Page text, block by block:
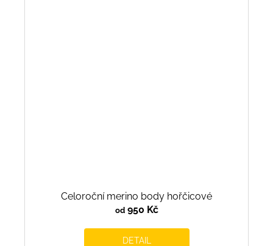
Celoroční merino body hořčicové
od950 Kč
DETAIL